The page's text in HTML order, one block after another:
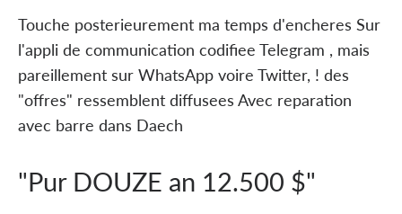
Touche posterieurement ma temps d'encheres Sur
l'appli de communication codifiee Telegram , mais
pareillement sur WhatsApp voire Twitter, ! des
"offres" ressemblent diffusees Avec reparation
avec barre dans Daech
"Pur DOUZE an 12.500 $"